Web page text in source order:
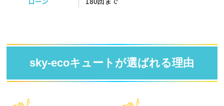
sky-ecoキュートが選ばれる理由